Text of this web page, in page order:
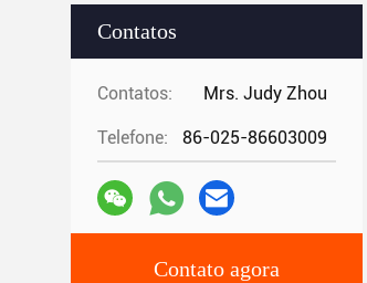
Contatos
Contatos: Mrs. Judy Zhou
Telefone: 86-025-86603009
Contato agora